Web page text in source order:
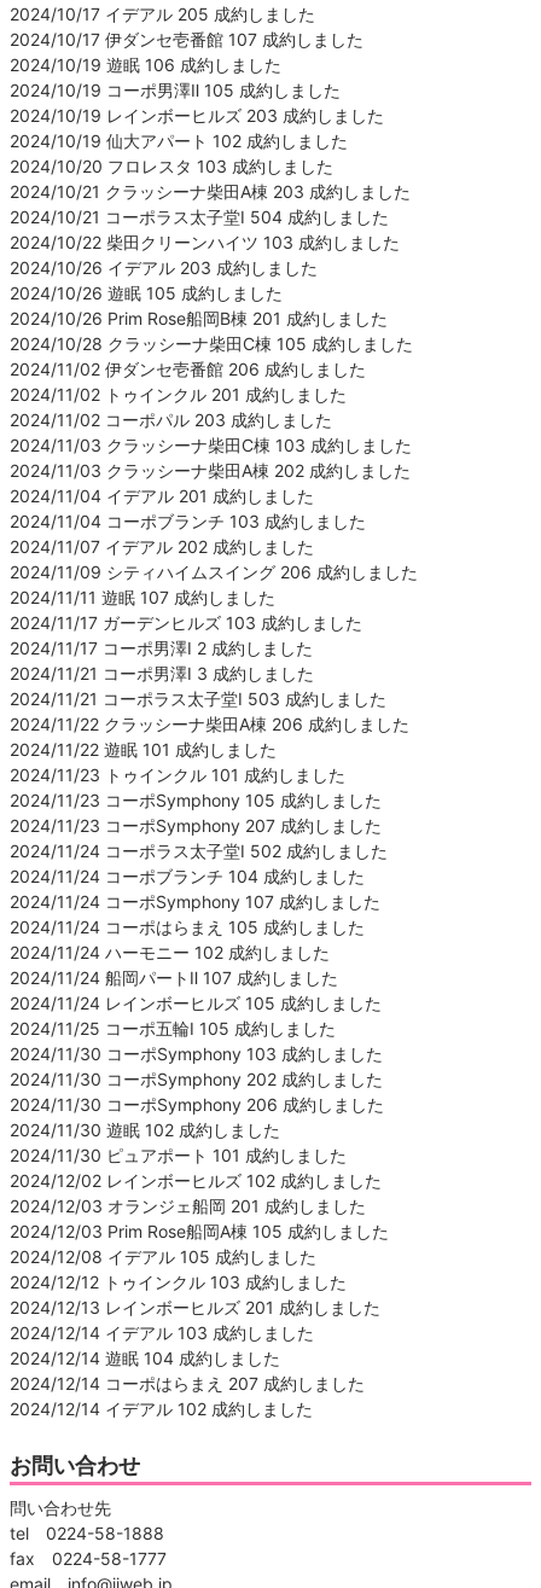
2024/10/17 イデアル 205 成約しました
2024/10/17 伊ダンセ壱番館 107 成約しました
2024/10/19 遊眠 106 成約しました
2024/10/19 コーポ男澤Ⅱ 105 成約しました
2024/10/19 レインボーヒルズ 203 成約しました
2024/10/19 仙大アパート 102 成約しました
2024/10/20 フロレスタ 103 成約しました
2024/10/21 クラッシーナ柴田A棟 203 成約しました
2024/10/21 コーポラス太子堂Ⅰ 504 成約しました
2024/10/22 柴田クリーンハイツ 103 成約しました
2024/10/26 イデアル 203 成約しました
2024/10/26 遊眠 105 成約しました
2024/10/26 Prim Rose船岡B棟 201 成約しました
2024/10/28 クラッシーナ柴田C棟 105 成約しました
2024/11/02 伊ダンセ壱番館 206 成約しました
2024/11/02 トゥインクル 201 成約しました
2024/11/02 コーポパル 203 成約しました
2024/11/03 クラッシーナ柴田C棟 103 成約しました
2024/11/03 クラッシーナ柴田A棟 202 成約しました
2024/11/04 イデアル 201 成約しました
2024/11/04 コーポブランチ 103 成約しました
2024/11/07 イデアル 202 成約しました
2024/11/09 シティハイムスイング 206 成約しました
2024/11/11 遊眠 107 成約しました
2024/11/17 ガーデンヒルズ 103 成約しました
2024/11/17 コーポ男澤Ⅰ 2 成約しました
2024/11/21 コーポ男澤Ⅰ 3 成約しました
2024/11/21 コーポラス太子堂Ⅰ 503 成約しました
2024/11/22 クラッシーナ柴田A棟 206 成約しました
2024/11/22 遊眠 101 成約しました
2024/11/23 トゥインクル 101 成約しました
2024/11/23 コーポSymphony 105 成約しました
2024/11/23 コーポSymphony 207 成約しました
2024/11/24 コーポラス太子堂Ⅰ 502 成約しました
2024/11/24 コーポブランチ 104 成約しました
2024/11/24 コーポSymphony 107 成約しました
2024/11/24 コーポはらまえ 105 成約しました
2024/11/24 ハーモニー 102 成約しました
2024/11/24 船岡パートⅡ 107 成約しました
2024/11/24 レインボーヒルズ 105 成約しました
2024/11/25 コーポ五輪Ⅰ 105 成約しました
2024/11/30 コーポSymphony 103 成約しました
2024/11/30 コーポSymphony 202 成約しました
2024/11/30 コーポSymphony 206 成約しました
2024/11/30 遊眠 102 成約しました
2024/11/30 ピュアポート 101 成約しました
2024/12/02 レインボーヒルズ 102 成約しました
2024/12/03 オランジェ船岡 201 成約しました
2024/12/03 Prim Rose船岡A棟 105 成約しました
2024/12/08 イデアル 105 成約しました
2024/12/12 トゥインクル 103 成約しました
2024/12/13 レインボーヒルズ 201 成約しました
2024/12/14 イデアル 103 成約しました
2024/12/14 遊眠 104 成約しました
2024/12/14 コーポはらまえ 207 成約しました
2024/12/14 イデアル 102 成約しました
お問い合わせ
問い合わせ先
tel 0224-58-1888
fax 0224-58-1777
email info@jjweb.jp